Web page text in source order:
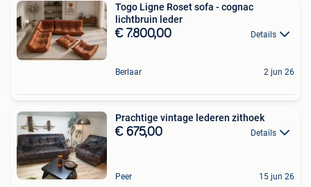
Togo Ligne Roset sofa - cognac
lichtbruin leder
€ 7.800,00 Details
Berlaar 2 jun 26
Prachtige vintage lederen zithoek
€ 675,00 Details
Peer 15 jun 26